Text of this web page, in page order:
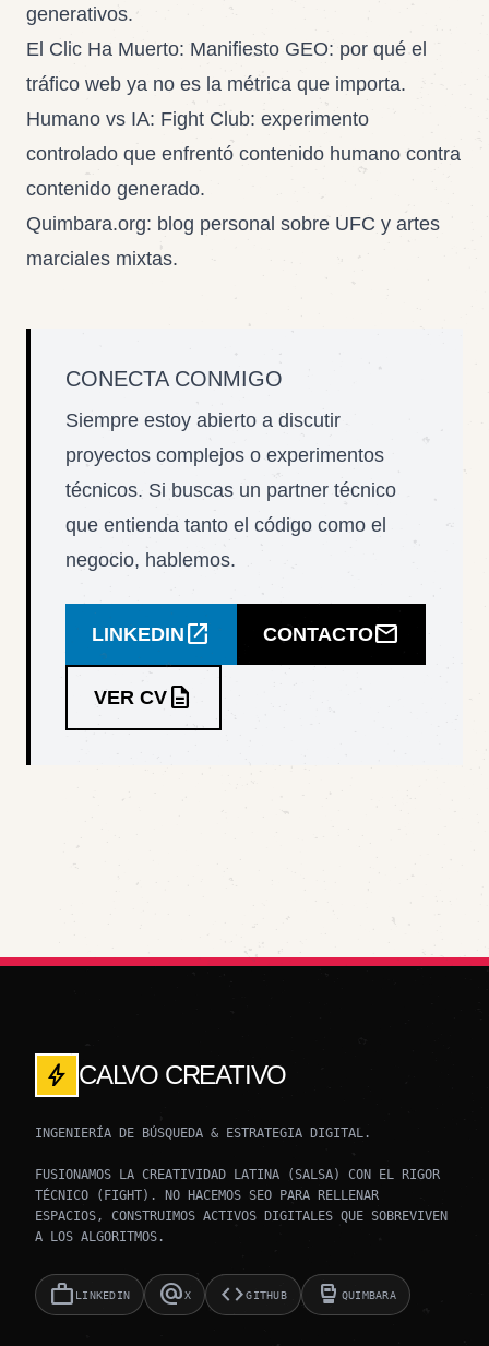
generativos.
El Clic Ha Muerto: Manifiesto GEO: por qué el
tráfico web ya no es la métrica que importa.
Humano vs IA: Fight Club: experimento
controlado que enfrentó contenido humano contra
contenido generado.
Quimbara.org: blog personal sobre UFC y artes
marciales mixtas.
CONECTA CONMIGO
Siempre estoy abierto a discutir
proyectos complejos o experimentos
técnicos. Si buscas un partner técnico
que entienda tanto el código como el
negocio, hablemos.
LINKEDIN open_in_new CONTACTOmail
VER CV description
bolt CALVO CREATIVO
INGENIERÍA DE BÚSQUEDA & ESTRATEGIA DIGITAL.
FUSIONAMOS LA CREATIVIDAD LATINA (SALSA) CON EL RIGOR
TÉCNICO (FIGHT). NO HACEMOS SEO PARA RELLENAR
ESPACIOS, CONSTRUIMOS ACTIVOS DIGITALES QUE SOBREVIVEN
A LOS ALGORITMOS.
work LINKEDIN alternate_emailX codeGITHUB sports_mma QUIMBARA